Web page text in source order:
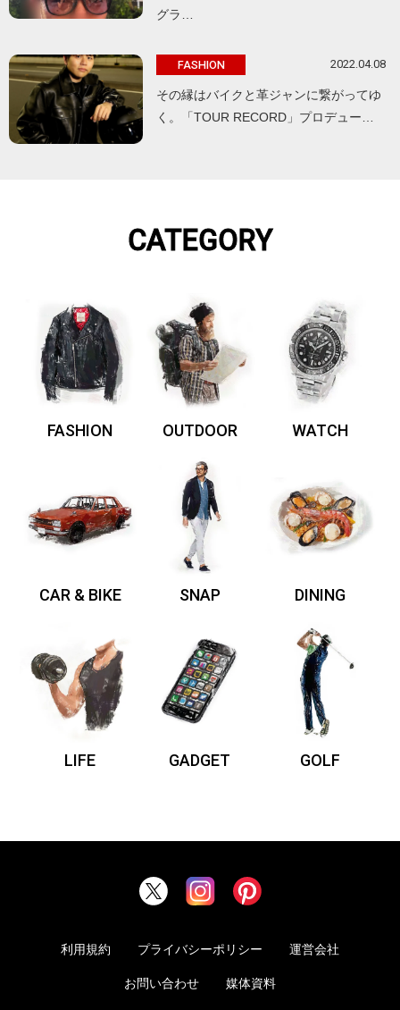
グラ…
FASHION 2022.04.08
その縁はバイクと革ジャンに繋がってゆ
く。「TOUR RECORD」プロデュー…
CATEGORY
FASHION OUTDOOR WATCH
CAR & BIKE SNAP DINING
LIFE GADGET GOLF
利用規約 プライバシーポリシー 運営会社
お問い合わせ 媒体資料